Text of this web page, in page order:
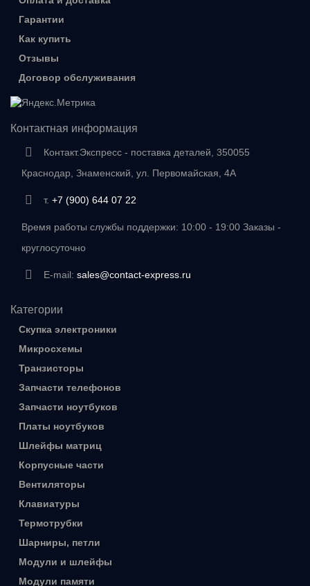
Гарантии
Как купить
Отзывы
Договор обслуживания
Контактная информация
Контакт.Экспресс - поставка деталей, 350055
Краснодар, Знаменский, ул. Первомайская, 4А
т. +7 (900) 644 07 22
Время работы службы поддержки: 10:00 - 19:00 Заказы -
круглосуточно
E-mail: sales@contact-express.ru
Категории
Скупка электроники
Микросхемы
Транзисторы
Запчасти телефонов
Запчасти ноутбуков
Платы ноутбуков
Шлейфы матриц
Корпусные части
Вентиляторы
Клавиатуры
Термотрубки
Шарниры, петли
Модули и шлейфы
Модули памяти